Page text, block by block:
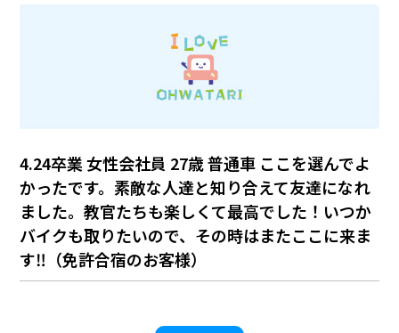
4.24卒業 女性会社員 27歳 普通車 ここを選んでよ
かったです。素敵な人達と知り合えて友達になれ
ました。教官たちも楽しくて最高でした！いつか
バイクも取りたいので、その時はまたここに来ま
す‼（免許合宿のお客様）